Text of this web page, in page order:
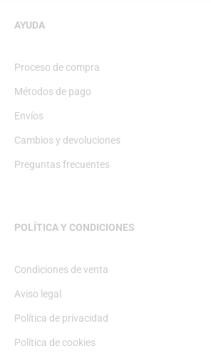
AYUDA
Proceso de compra
Métodos de pago
Envíos
Cambios y devoluciones
Preguntas frecuentes
POLÍTICA Y CONDICIONES
Condiciones de venta
Aviso legal
Política de privacidad
Política de cookies